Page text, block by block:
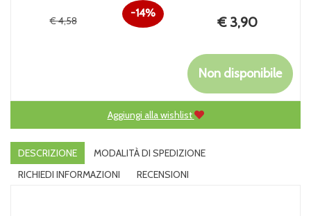
14%
€ 4,58
Prezzo
€ 3,90
Non disponibile
Aggiungi alla wishlist
DESCRIZIONE
MODALITÀ DI SPEDIZIONE
RICHIEDI INFORMAZIONI
RECENSIONI